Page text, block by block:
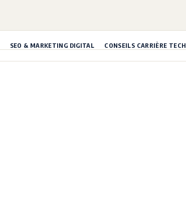
SEO & MARKETING DIGITAL CONSEILS CARRIÈRE TECH